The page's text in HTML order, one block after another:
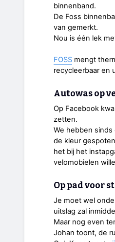
binnenband.
De Foss
van gemerkt.
Nou is één lek
FOSS mengt
recycleerbaar en
Autowas op
Op Facebook
zetten.
We hebben
de kleur
het bij het
velomobielen
Op pad voor
Je moet wel
uitslag zal
Maar nog even
Johan toont, de